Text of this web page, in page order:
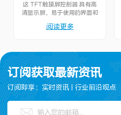
这 TFT触摸屏控制器 具有高
清显示屏，易于使用的界面和
种智能设备。
阅读更多
订阅获取最新资讯
订阅即享：实时资讯 | 行业前沿观点